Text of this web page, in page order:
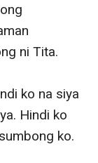
ni Tita.
ko na siya
Hindi ko
ko.